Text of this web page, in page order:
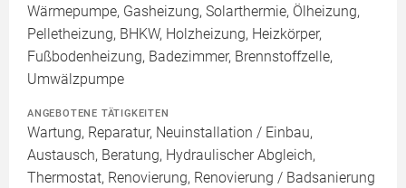
Wärmepumpe, Gasheizung, Solarthermie, Ölheizung,
Pelletheizung, BHKW, Holzheizung, Heizkörper,
Fußbodenheizung, Badezimmer, Brennstoffzelle,
Umwälzpumpe
ANGEBOTENE TÄTIGKEITEN
Wartung, Reparatur, Neuinstallation / Einbau,
Austausch, Beratung, Hydraulischer Abgleich,
Thermostat, Renovierung, Renovierung / Badsanierung